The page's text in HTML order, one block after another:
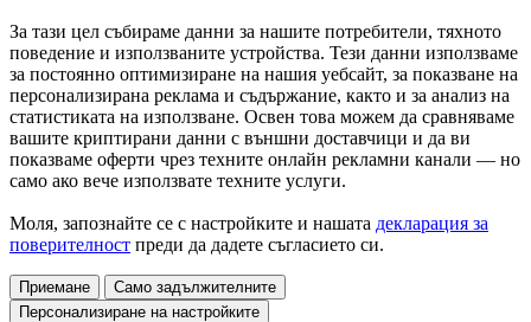
За тази цел събираме данни за нашите потребители, тяхното
поведение и използваните устройства. Тези данни използваме
за постоянно оптимизиране на нашия уебсайт, за показване на
персонализирана реклама и съдържание, както и за анализ на
статистиката на използване. Освен това можем да сравняваме
вашите криптирани данни с външни доставчици и да ви
показваме оферти чрез техните онлайн рекламни канали — но
само ако вече използвате техните услуги.
Моля, запознайте се с настройките и нашата декларация за
поверителност преди да дадете съгласието си.
Приемане
Само задължителните
Персонализиране на настройките